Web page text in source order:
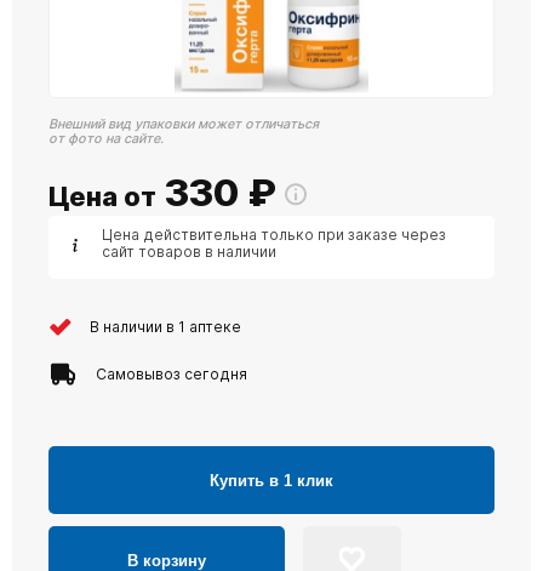
Внешний вид упаковки может отличаться
от фото на сайте.
Цена от 330 ₽
Цена действительна только при заказе через
сайт товаров в наличии
В наличии в 1 аптеке
Самовывоз сегодня
Купить в 1 клик
В корзину